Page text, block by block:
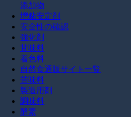
添加物
増粘安定剤
安全性の確認
強化剤
甘味料
着色料
自然食通販サイト一覧
苦味料
製造用剤
調味料
酵素